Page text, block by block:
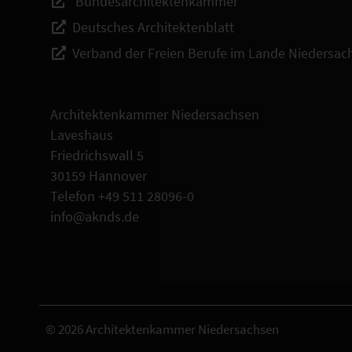
Deutsches Architektenblatt
Verband der Freien Berufe im Lande
Architektenkammer Niedersachsen
Laveshaus
Friedrichswall 5
30159 Hannover
Telefon +49 511 28096-0
info@aknds.de
© 2026 Architektenkammer Niedersachsen